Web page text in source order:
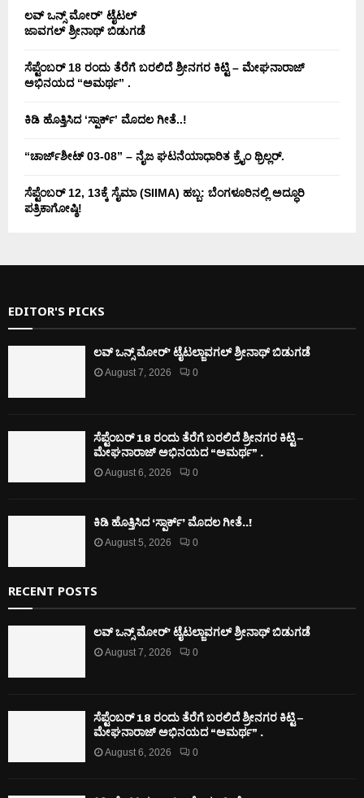
ಲವ್ ಒನ್ಸ್ ಮೋರ್’ ಟೈಟಲ್
ಜಾವಗಲ್ ಶ್ರೀನಾಥ್ ಬಿಡುಗಡೆ
ಸೆಪ್ಟೆಂಬರ್ 18 ರಂದು ತೆರೆಗೆ ಬರಲಿದೆ ಶ್ರೀನಗರ ಕಿಟ್ಟಿ – ಮೇಘನಾರಾಜ್
ಅಭಿನಯದ “ಅಮರ್ಥ” .
ಕಿಡಿ‌‌ ಹೊತ್ತಿಸಿದ ‘ಸ್ಪಾರ್ಕ್’ ಮೊದಲ‌ ಗೀತೆ..!
“ಚಾರ್ಜ್‌ಶೀಟ್ 03-08” – ನೈಜ ಘಟನೆಯಾಧಾರಿತ ಕ್ರೈಂ ಥ್ರಿಲ್ಲರ್.
ಸೆಪ್ಟೆಂಬರ್ 12, 13ಕ್ಕೆ ಸೈಮಾ (SIIMA) ಹಬ್ಬ: ಬೆಂಗಳೂರಿನಲ್ಲಿ ಅದ್ಧೂರಿ
ಪತ್ರಿಕಾಗೋಷ್ಠಿ!
EDITOR'S PICKS
ಲವ್ ಒನ್ಸ್ ಮೋರ್’ ಟೈಟಲ್ಜಾವಗಲ್ ಶ್ರೀನಾಥ್ ಬಿಡುಗಡೆ
August 7, 2026 0
ಸೆಪ್ಟೆಂಬರ್ 18 ರಂದು ತೆರೆಗೆ ಬರಲಿದೆ ಶ್ರೀನಗರ ಕಿಟ್ಟಿ –
ಮೇಘನಾರಾಜ್ ಅಭಿನಯದ “ಅಮರ್ಥ” .
August 6, 2026 0
ಕಿಡಿ‌‌ ಹೊತ್ತಿಸಿದ ‘ಸ್ಪಾರ್ಕ್’ ಮೊದಲ‌ ಗೀತೆ..!
August 5, 2026 0
RECENT POSTS
ಲವ್ ಒನ್ಸ್ ಮೋರ್’ ಟೈಟಲ್ಜಾವಗಲ್ ಶ್ರೀನಾಥ್ ಬಿಡುಗಡೆ
August 7, 2026 0
ಸೆಪ್ಟೆಂಬರ್ 18 ರಂದು ತೆರೆಗೆ ಬರಲಿದೆ ಶ್ರೀನಗರ ಕಿಟ್ಟಿ –
ಮೇಘನಾರಾಜ್ ಅಭಿನಯದ “ಅಮರ್ಥ” .
August 6, 2026 0